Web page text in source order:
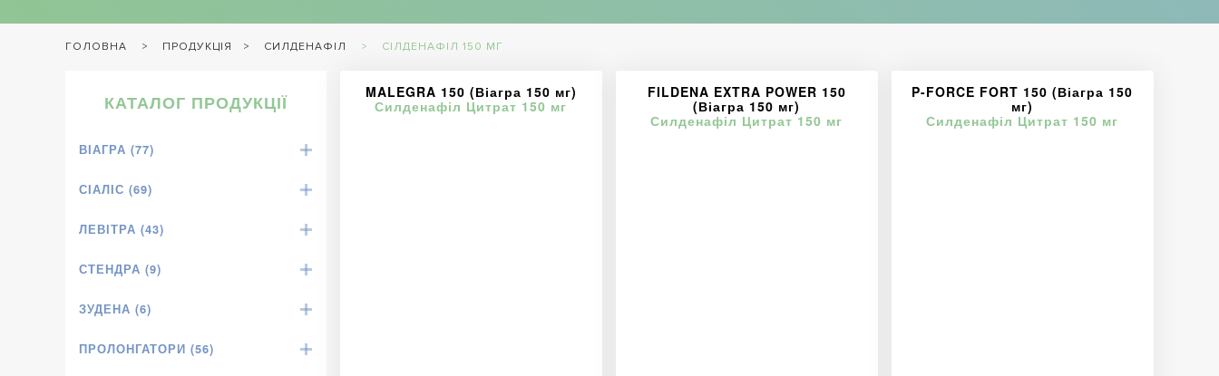
ГОЛОВНА ПРОДУКЦІЯ СИЛДЕНАФІЛ СІЛДЕНАФІЛ 150 МГ
КАТАЛОГ ПРОДУКЦІЇ
ВІАГРА (77)
СІАЛІС (69)
ЛЕВІТРА (43)
СТЕНДРА (9)
ЗУДЕНА (6)
ПРОЛОНГАТОРИ (56)
MALEGRA 150 (Віагра 150 мг)
Силденафіл Цитрат 150 мг
FILDENA EXTRA POWER 150
(Віагра 150 мг)
Силденафіл Цитрат 150 мг
P-FORCE FORT 150 (Віагра 150
мг)
Силденафіл Цитрат 150 мг